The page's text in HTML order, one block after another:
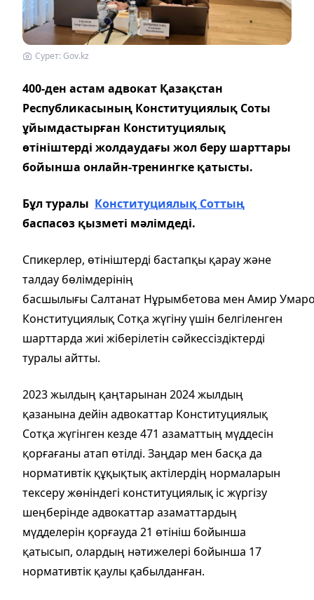
Сурет: Gov.kz
400-ден астам адвокат Қазақстан
Республикасының Конституциялық Соты
ұйымдастырған Конституциялық
өтініштерді жолдаудағы жол беру шарттары
бойынша онлайн-тренингке қатысты.
Бұл туралы Конституциялық Соттың
баспасөз қызметі мәлімдеді.
Спикерлер, өтініштерді бастапқы қарау және
талдау бөлімдерінің
басшылығы Салтанат Нұрымбетова мен Амир
Конституциялық Сотқа жүгіну үшін белгіленген
шарттарда жиі жіберілетін сәйкессіздіктерді
туралы айтты.
2023 жылдың қаңтарынан 2024 жылдың
қазанына дейін адвокаттар Конституциялық
Сотқа жүгінген кезде 471 азаматтың мүддесін
қорғағаны атап өтілді. Заңдар мен басқа да
нормативтік құқықтық актілердің нормаларын
тексеру жөніндегі конституциялық іс жүргізу
шеңберінде адвокаттар азаматтардың
мүдделерін қорғауда 21 өтініш бойынша
қатысып, олардың нәтижелері бойынша 17
нормативтік қаулы қабылданған.